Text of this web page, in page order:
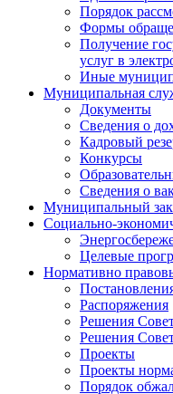
Порядок
Формы
Получение
услуг в
Иные
Муниципальная
Документы
Сведения о
Кадровый
Конкурсы
Сведения о
Муниципальный
Социально-
Целевые
Нормативно
Распоряжения
Решения
Решения
Проекты
Проекты
Порядок